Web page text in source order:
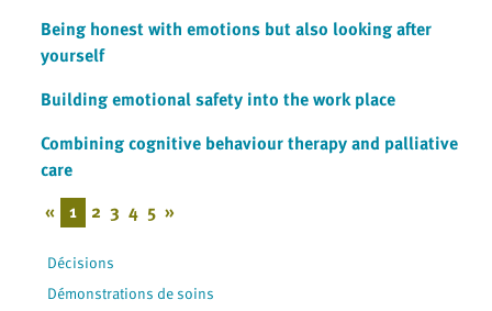
Being honest with emotions but also looking after
yourself
Building emotional safety into the work place
Combining cognitive behaviour therapy and palliative
care
« 1 2 3 4 5 »
Décisions
Démonstrations de soins